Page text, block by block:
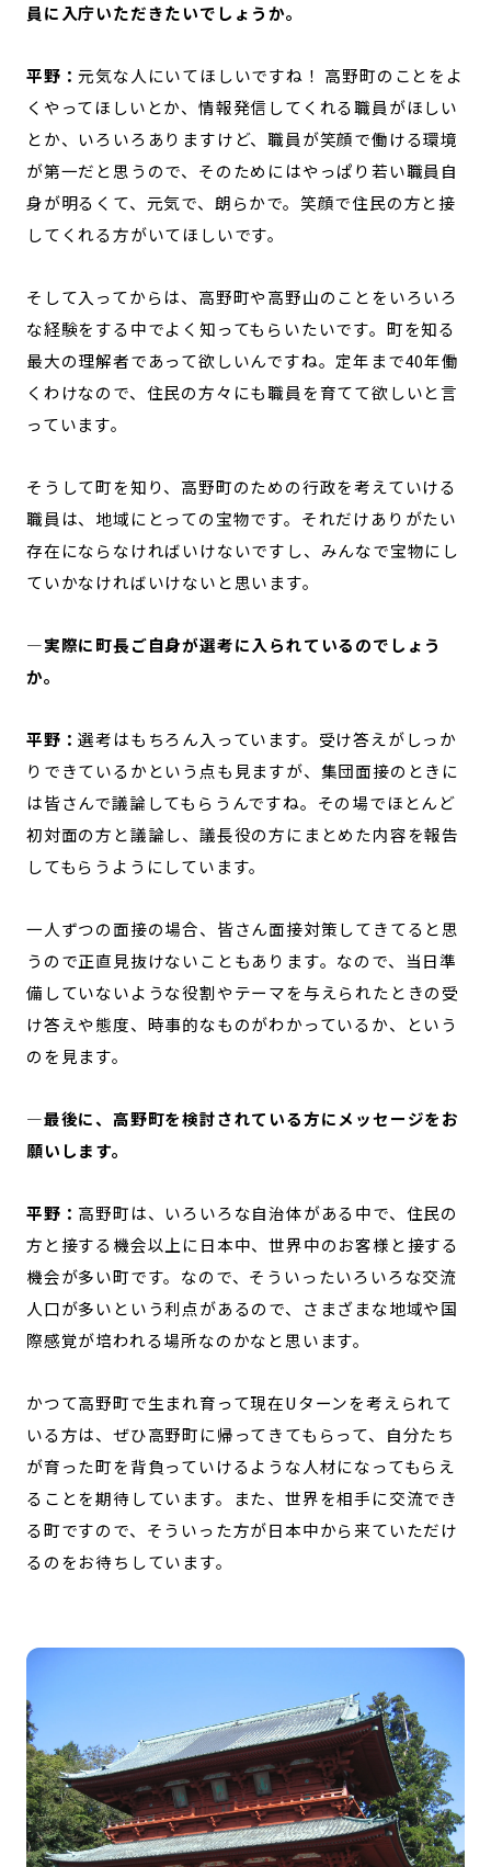
員に入庁いただきたいでしょうか。
平野：元気な人にいてほしいですね！ 高野町のことをよ
くやってほしいとか、情報発信してくれる職員がほしい
とか、いろいろありますけど、職員が笑顔で働ける環境
が第一だと思うので、そのためにはやっぱり若い職員自
身が明るくて、元気で、朗らかで。笑顔で住民の方と接
してくれる方がいてほしいです。
そして入ってからは、高野町や高野山のことをいろいろ
な経験をする中でよく知ってもらいたいです。町を知る
最大の理解者であって欲しいんですね。定年まで40年働
くわけなので、住民の方々にも職員を育てて欲しいと言
っています。
そうして町を知り、高野町のための行政を考えていける
職員は、地域にとっての宝物です。それだけありがたい
存在にならなければいけないですし、みんなで宝物にし
ていかなければいけないと思います。
—実際に町長ご自身が選考に入られているのでしょう
か。
平野：選考はもちろん入っています。受け答えがしっか
りできているかという点も見ますが、集団面接のときに
は皆さんで議論してもらうんですね。その場でほとんど
初対面の方と議論し、議長役の方にまとめた内容を報告
してもらうようにしています。
一人ずつの面接の場合、皆さん面接対策してきてると思
うので正直見抜けないこともあります。なので、当日準
備していないような役割やテーマを与えられたときの受
け答えや態度、時事的なものがわかっているか、という
のを見ます。
—最後に、高野町を検討されている方にメッセージをお
願いします。
平野： 高野町は、いろいろな自治体がある中で、住民の
方と接する機会以上に日本中、世界中のお客様と接する
機会が多い町です。なので、そういったいろいろな交流
人口が多いという利点があるので、さまざまな地域や国
際感覚が培われる場所なのかなと思います。
かつて高野町で生まれ育って現在Uターンを考えられて
いる方は、ぜひ高野町に帰ってきてもらって、自分たち
が育った町を背負っていけるような人材になってもらえ
ることを期待しています。また、世界を相手に交流でき
る町ですので、そういった方が日本中から来ていただけ
るのをお待ちしています。